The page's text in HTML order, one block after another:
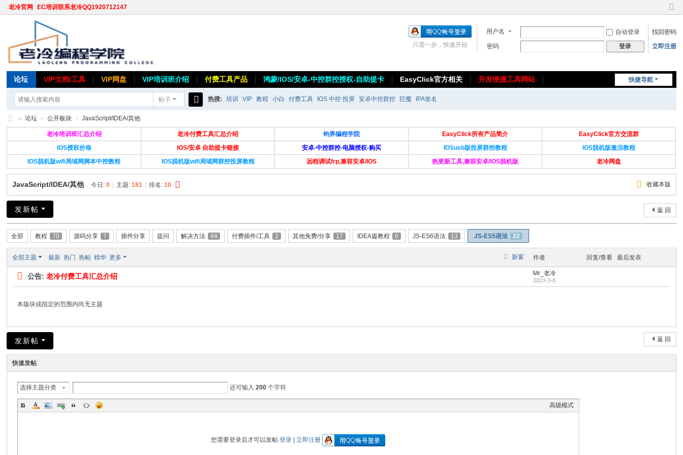
老冷官网 EC培训联系老冷QQ1920712147
切
到
窄
用户名 自动登录
找回密码
密码
登录 立即注册
只需一步，快速开始
快捷导航
论坛 VIP文档/工具 VIP网盘 VIP培训班介绍 付费工具产品 鸿蒙/IOS/安卓-中控群控授权-自助提卡 EasyClick官方相关
开发便捷工具网站
帖子
索
热搜: 培训 VIP 教程 小白 付费工具 IOS 中控 投屏 安卓中控群控 巨魔 IPA签名
» 论坛 › 公开板块 › JavaScript/IDEA/其他
老冷培训班汇总介绍 老冷付费工具汇总介绍 钧界编程学院 EasyClick所有产品简介
EasyClick官方交流群
IOS授权价格
IOS/安卓 自助提卡链接 安卓-中控群控-电脑授权-购买 IOSusb版投屏群控教程
IOS脱机版激活教程
IOS脱机版wifi局域网脚本中控教程
IOS脱机版wifi局域网群控投屏教程 远程调试frp,兼容安卓/IOS 热更新工具,兼容安卓/IOS脱机版 老冷网盘
收藏本版
JavaScript/IDEA/其他 今日:0 主题:181 排名:10
返 回
发新帖
全部 教程 70 源码分享 7 插件分享 提问 解决方法 44 付费插件/工具 2 其他免费/分享 17 IDEA篇教程 6 JS-ES6语法 13 JS-ES5语法 22
新窗
全部主题 最新 热门 热帖 精华 更多 作者 回复/查看 最后发表
公告:老冷付费工具汇总介绍 Mr_老冷
2023-3-8
本版块或指定的范围内尚无主题
返 回
发新帖
快速发帖
选择主题分类 还可输入200 个字符
高级模式
您需要登录后才可以发帖登录 |立即注册